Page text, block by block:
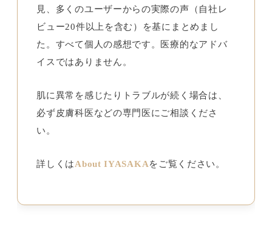
見、多くのユーザーからの実際の声（自社レ
ビュー20件以上を含む）を基にまとめまし
た。すべて個人の感想です。医療的なアドバ
イスではありません。
肌に異常を感じたりトラブルが続く場合は、
必ず皮膚科医などの専門医にご相談くださ
い。
詳しくはAbout IYASAKAをご覧ください。